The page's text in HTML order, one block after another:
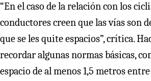
“En el caso de la relación con los
conductores creen que las vías son
que se les quite espacios”, crítica.
recordar algunas normas básicas,
espacio de al menos 1,5 metros